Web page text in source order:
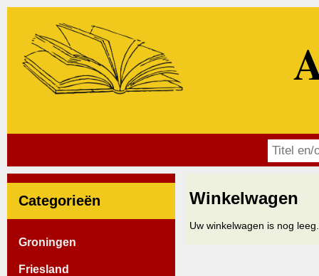
Categorieën
Groningen
Friesland
Winkelwagen
Uw winkelwagen is nog leeg.